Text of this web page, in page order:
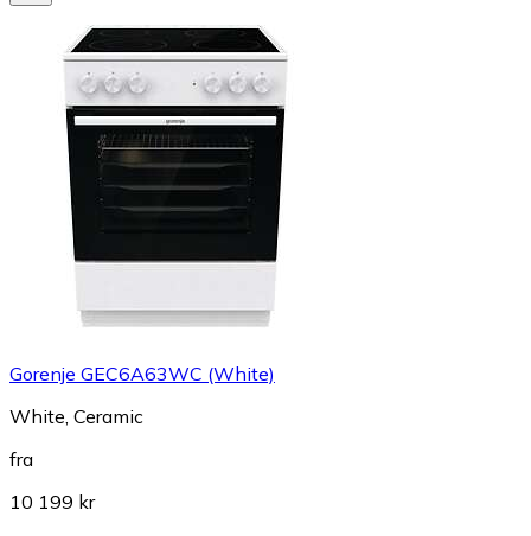
Gorenje GEC6A63WC (White)
White, Ceramic
fra
10 199 kr